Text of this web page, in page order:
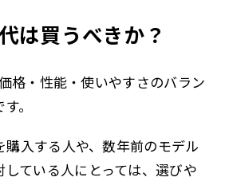
は買うべきか？
格・性能・使いやすさのバラン
。
入する人や、数年前のモデル
ている人にとっては、選びや